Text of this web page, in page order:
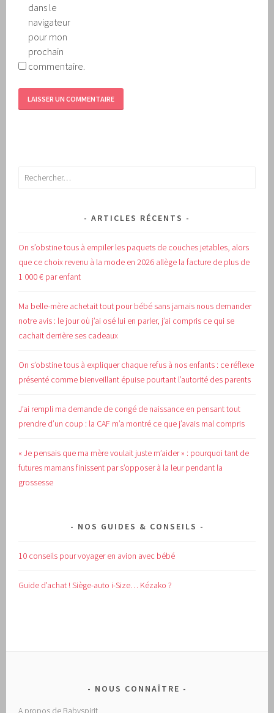
dans le
navigateur
pour mon
prochain
commentaire.
Rechercher :
ARTICLES RÉCENTS
On s’obstine tous à empiler les paquets de couches jetables, alors
que ce choix revenu à la mode en 2026 allège la facture de plus de
1 000 € par enfant
Ma belle-mère achetait tout pour bébé sans jamais nous demander
notre avis : le jour où j’ai osé lui en parler, j’ai compris ce qui se
cachait derrière ses cadeaux
On s’obstine tous à expliquer chaque refus à nos enfants : ce réflexe
présenté comme bienveillant épuise pourtant l’autorité des parents
J’ai rempli ma demande de congé de naissance en pensant tout
prendre d’un coup : la CAF m’a montré ce que j’avais mal compris
« Je pensais que ma mère voulait juste m’aider » : pourquoi tant de
futures mamans finissent par s’opposer à la leur pendant la
grossesse
NOS GUIDES & CONSEILS
10 conseils pour voyager en avion avec bébé
Guide d’achat !Siège-auto i-Size… Kézako ?
NOUS CONNAÎTRE
A propos de Babyspirit